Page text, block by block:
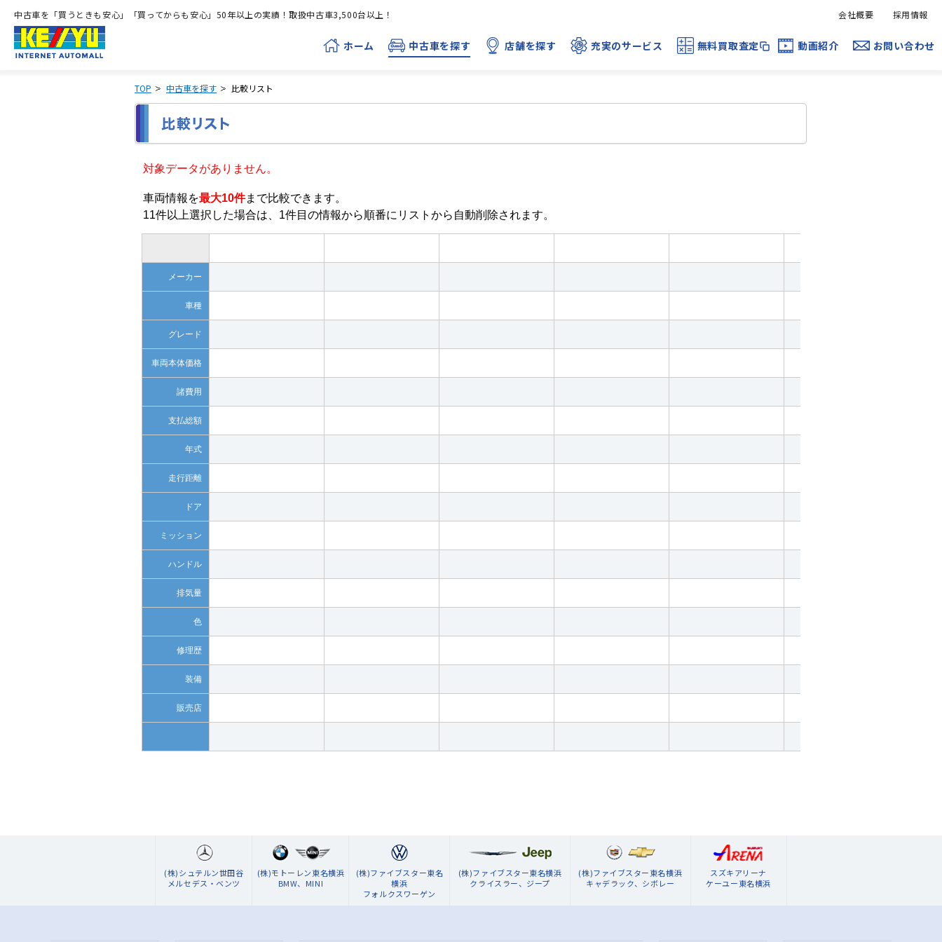
中古車を「買うときも安心」「買ってからも安心」50年以上の実績！取扱中古車3,500台以上！
ホーム 中古車を探す 店舗を探す 充実のサービス 無料買取査定 動画紹介 お問い合わせ
会社概要 採用情報
TOP 中古車を探す 比較リスト
対象データがありません。
車両情報を最大10件まで比較できます。
11件以上選択した場合は、1件目の情報から順番にリストから自動削除されます。
メーカー
車種
グレード
車両本体価格
諸費用
支払総額
年式
走行距離
ドア
ミッション
ハンドル
排気量
色
修理歴
装備
販売店
(株)シュテルン世田谷
メルセデス・ベンツ
(株)モトーレン東名横浜
BMW、MINI
(株)ファイブスター東名
横浜
フォルクスワーゲン
(株)ファイブスター東名横浜
クライスラー、ジープ
(株)ファイブスター東名横浜
キャデラック、シボレー
スズキアリーナ
ケーユー東名横浜